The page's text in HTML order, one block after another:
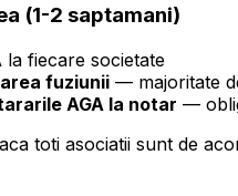
(1-2 saptamani)
la fiecare societate
fuziunii — majoritate
AGA la notar —
toti asociatii sunt de